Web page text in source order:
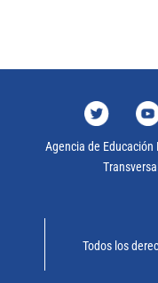
Agencia de
Todos los